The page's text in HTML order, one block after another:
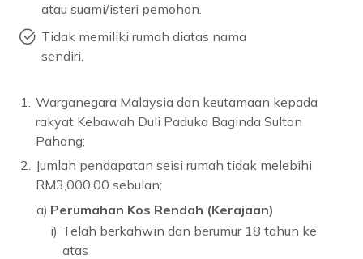
atau suami/isteri pemohon.
Tidak memiliki rumah diatas nama
sendiri.
1. Warganegara Malaysia dan keutamaan kepada
rakyat Kebawah Duli Paduka Baginda Sultan
Pahang;
2. Jumlah pendapatan seisi rumah tidak melebihi
RM3,000.00 sebulan;
a) Perumahan Kos Rendah (Kerajaan)
i) Telah berkahwin dan berumur 18 tahun ke
atas